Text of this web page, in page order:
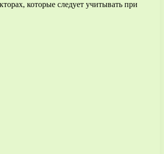
которые следует учитывать при